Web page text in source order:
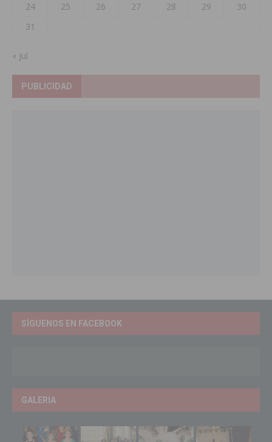
24
25 26 27 28 29
30
31
« Jul
PUBLICIDAD
SÍGUENOS EN FACEBOOK
GALERIA